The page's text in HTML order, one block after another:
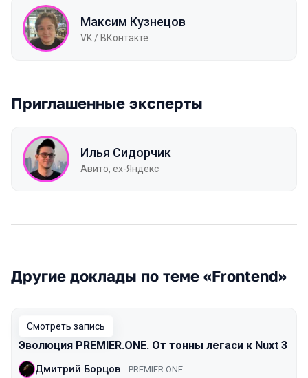
Максим Кузнецов
VK / ВКонтакте
Приглашенные эксперты
Илья Сидорчик
Авито, ex-Яндекс
Другие доклады по теме «Frontend»
Смотреть запись
Эволюция PREMIER.ONE. От тонны легаси к Nuxt 3
Дмитрий Борцов PREMIER.ONE